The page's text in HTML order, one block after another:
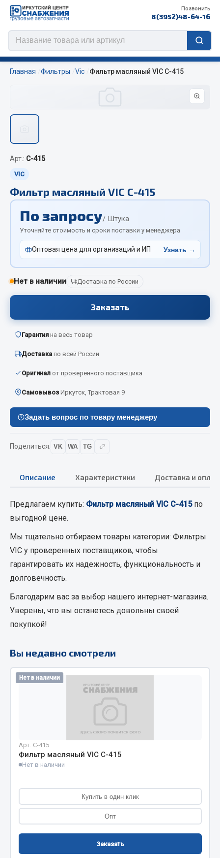
Позвонить
8(3952)48-64-16
ЦЕПИ BOHU (Китай)
Изготовление цепей на колеса BOHU
QITONG
Весь раздел
Отопители салона, подогреватели
Автономные воздушные отопители
Отопители салона
Аксессуары автомобильные
Аптечки и знаки автомобильные
Брызговики
Вымпела
Смазочные материалы
Масла
Охладжающие жидкости
Технические жидкости
МЕТИЗЫ
Кольца стопорные
Весь раздел
Соединительные элементы
Camozzi
Адаптеры и переходники
Тройники
Главная Фильтры Vic Фильтр масляный VIC C-415
Арт.: C-415
VIC
Фильтр масляный VIC C-415
По запросу/ Штука
Уточняйте стоимость и сроки поставки у менеджера
Оптовая цена для организаций и ИП Узнать →
Нет в наличии Доставка по России
Заказать
Гарантия на весь товар
Доставка по всей России
Оригинал от проверенного поставщика
Самовывоз Иркутск, Трактовая 9
Задать вопрос по товару менеджеру
Поделиться: VK WA TG
Описание Характеристики Доставка и
Предлагаем купить: Фильтр масляный VIC C-415по
выгодной цене.
Мы тщательно отбираем товары категории: Фильтры
VIC у проверенных поставщиков, чтобы
гарантировать их надежность, функциональность и
долговечность.
Благодарим вас за выбор нашего интернет-магазина.
Уверены, что вы останетесь довольны своей
покупкой!
Вы недавно смотрели
Нет в наличии
Арт. C-415
Фильтр масляный VIC C-415
Нет в наличии
Купить в один клик
Опт
Заказать